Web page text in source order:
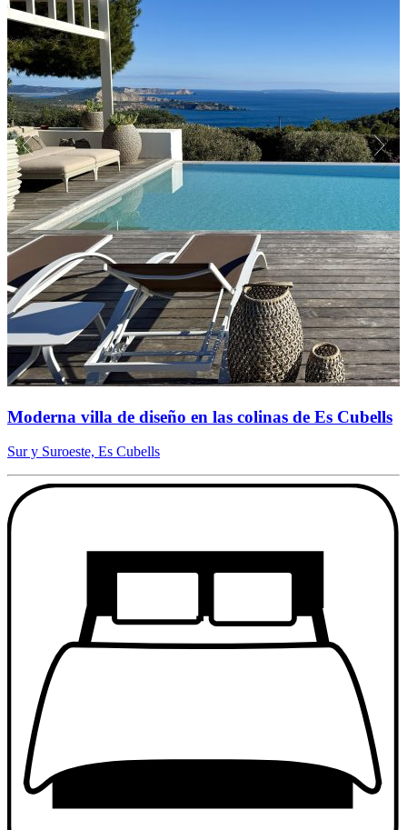
Moderna villa de diseño en las colinas de Es Cubells
Sur y Suroeste, Es Cubells